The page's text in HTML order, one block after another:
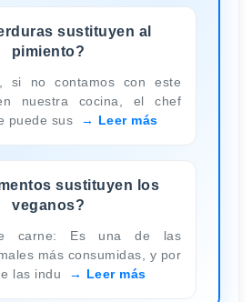
sustituyen al
pimiento?
si no contamos con este
nuestra cocina, el chef
puede sus
Leer más
sustituyen los
veganos?
carne: Es una de las
más consumidas, y por
las indu
Leer más